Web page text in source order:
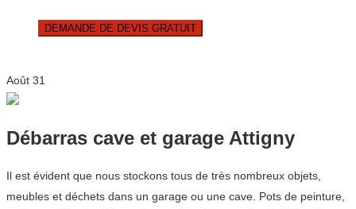
DEMANDE DE DEVIS GRATUIT
Août 31
Débarras cave et garage Attigny
Il est évident que nous stockons tous de très nombreux objets,
meubles et déchets dans un garage ou une cave. Pots de peinture,